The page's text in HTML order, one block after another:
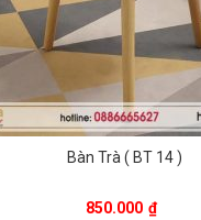
Bàn Trà ( BT 14 )
850.000 ₫